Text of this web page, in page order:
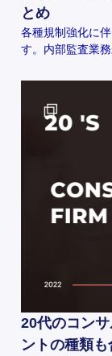
とめ
各種規制強化に
す。内部監査業
20代のコン
ントの種類も